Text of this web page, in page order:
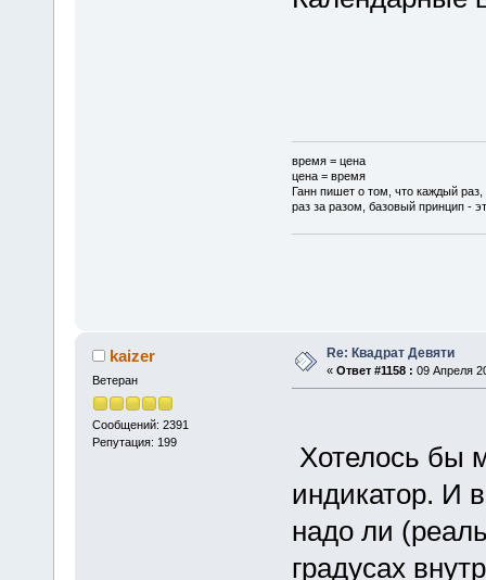
время = цена
цена = время
Ганн пишет о том, что каждый
раз за разом, базовый принцип -
kaizer
Ветеран
Сообщений: 2391
Репутация: 199
Re: Квадрат Девяти
« Ответ #1158 : 09 Апреля
Хотелось бы
индикатор. И
надо ли
градусах